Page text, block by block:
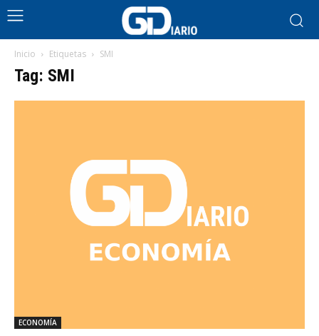
Inicio Etiquetas SMI
Tag: SMI
ECONOMÍA